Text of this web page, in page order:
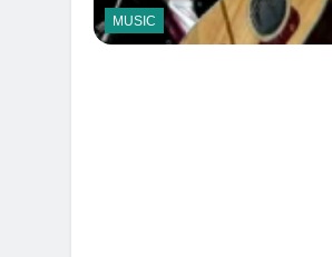
MUSIC